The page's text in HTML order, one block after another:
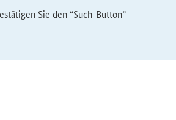
Sie den “Such-Button”